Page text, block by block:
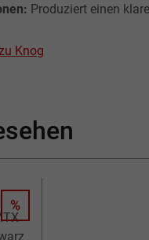
Produziert einen
Knog
RABATT
%